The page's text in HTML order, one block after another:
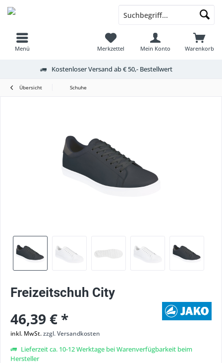
Menü Warenkorb
Merkzettel Mein Konto
Kostenloser Versand ab € 50,- Bestellwert
Übersicht Schuhe
Freizeitschuh City
46,39 € *
inkl. MwSt.zzgl. Versandkosten
Lieferzeit ca. 10-12 Werktage bei Warenverfügbarkeit beim
Hersteller